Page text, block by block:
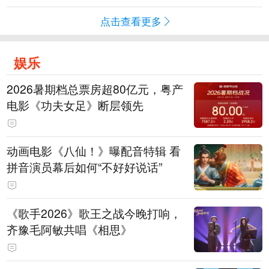
点击查看更多
娱乐
2026暑期档总票房超80亿元，粤产
电影《功夫女足》断层领先
动画电影《八仙！》曝配音特辑 看
拼音演员幕后如何“不好好说话”
《歌手2026》歌王之战今晚打响，
齐豫毛阿敏共唱《相思》